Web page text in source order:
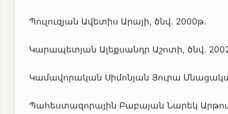
Պուլուզյան Ավետիս Արայի, ծնվ. 2000թ.
Կարապետյան Ալեքսանդր Աշոտի, ծնվ.
Կամավորական Սիմոնյան Յուրա
Պահեստազորային Բաբայան Նարեկ